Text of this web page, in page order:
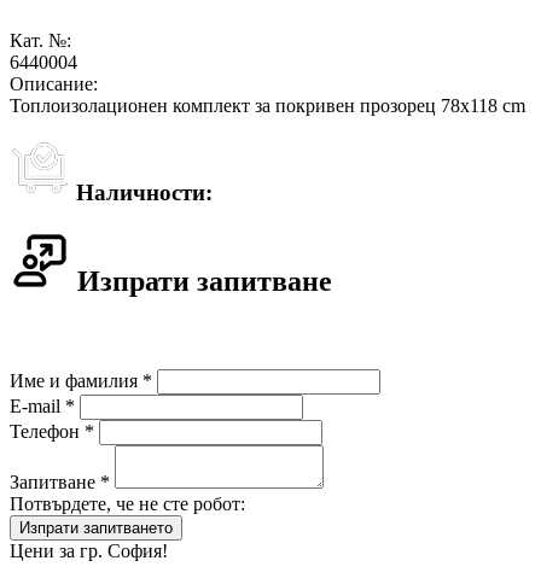
Кат. №:
6440004
Описание:
Топлоизолационен комплект за покривен прозорец 78x118 cm
Наличности:
Изпрати запитване
Име и фамилия *
E-mail *
Телефон *
Запитване *
Потвърдете, че не сте робот:
Цени за гр. София!